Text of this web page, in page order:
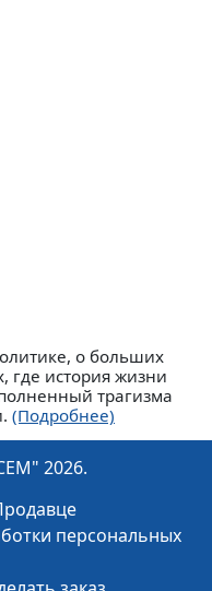
о больших
где история жизни
трагизма
(Подробнее)
2026.
персональных